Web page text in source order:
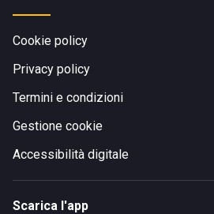
Cookie policy
Privacy policy
Termini e condizioni
Gestione cookie
Accessibilità digitale
Scarica l'app